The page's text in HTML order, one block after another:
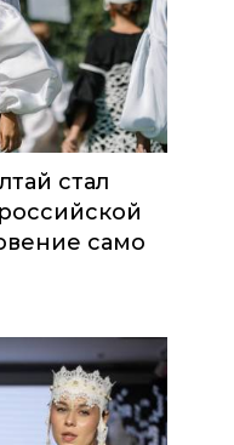
стал
само